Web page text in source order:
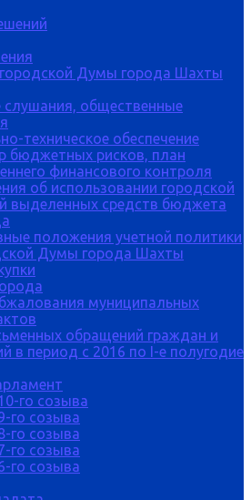
городской Думы города Шахты
слушания, общественные
техническое обеспечение
бюджетных рисков, план
финансового контроля
об использовании городской
выделенных средств бюджета
положения учетной политики
Думы города Шахты
муниципальных
обращений граждан и
в период с 2016 по I-е полугодие
го созыва
го созыва
го созыва
го созыва
го созыва